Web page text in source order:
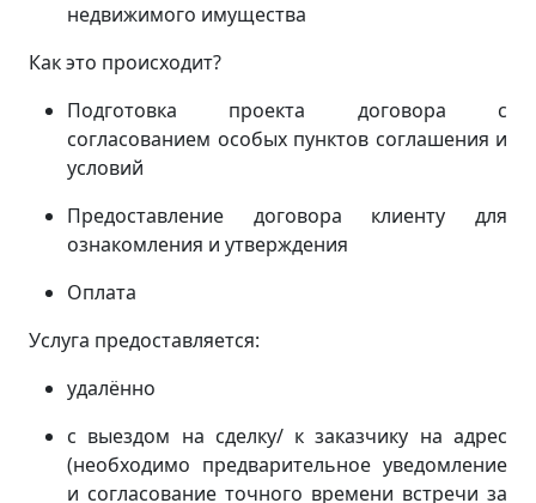
недвижимого имущества
Как это происходит?
Подготовка проекта договора с
согласованием особых пунктов соглашения и
условий
Предоставление договора клиенту для
ознакомления и утверждения
Оплата
Услуга предоставляется:
удалённо
с выездом на сделку/ к заказчику на адрес
(необходимо предварительное уведомление
и согласование точного времени встречи за